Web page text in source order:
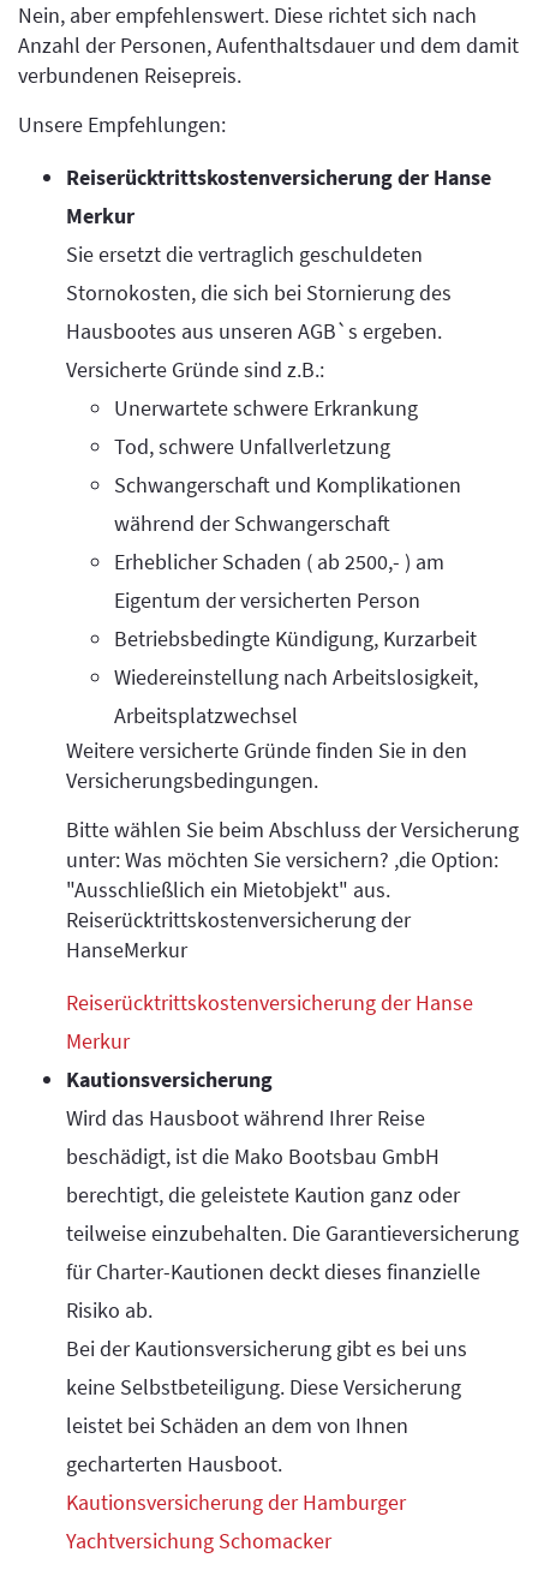
Nein, aber empfehlenswert. Diese richtet sich nach
Anzahl der Personen, Aufenthaltsdauer und dem damit
verbundenen Reisepreis.
Unsere Empfehlungen:
Reiserücktrittskostenversicherung der Hanse
Merkur
Sie ersetzt die vertraglich geschuldeten
Stornokosten, die sich bei Stornierung des
Hausbootes aus unseren AGB`s ergeben.
Versicherte Gründe sind z.B.:
Unerwartete schwere Erkrankung
Tod, schwere Unfallverletzung
Schwangerschaft und Komplikationen
während der Schwangerschaft
Erheblicher Schaden ( ab 2500,- ) am
Eigentum der versicherten Person
Betriebsbedingte Kündigung, Kurzarbeit
Wiedereinstellung nach Arbeitslosigkeit,
Arbeitsplatzwechsel
Weitere versicherte Gründe finden Sie in den
Versicherungsbedingungen.
Bitte wählen Sie beim Abschluss der Versicherung
unter: Was möchten Sie versichern? ,die Option:
"Ausschließlich ein Mietobjekt" aus.
Reiserücktrittskostenversicherung der
HanseMerkur
Reiserücktrittskostenversicherung der Hanse
Merkur
Kautionsversicherung
Wird das Hausboot während Ihrer Reise
beschädigt, ist die Mako Bootsbau GmbH
berechtigt, die geleistete Kaution ganz oder
teilweise einzubehalten. Die Garantieversicherung
für Charter-Kautionen deckt dieses finanzielle
Risiko ab.
Bei der Kautionsversicherung gibt es bei uns
keine Selbstbeteiligung. Diese Versicherung
leistet bei Schäden an dem von Ihnen
gecharterten Hausboot.
Kautionsversicherung der Hamburger
Yachtversichung Schomacker